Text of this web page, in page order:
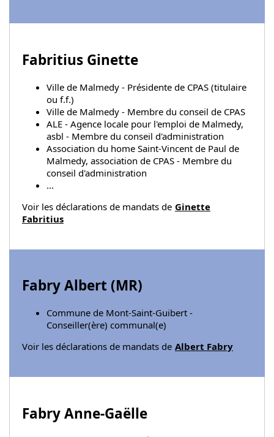
Fabritius Ginette
Ville de Malmedy - Présidente de CPAS (titulaire
ou f.f.)
Ville de Malmedy - Membre du conseil de CPAS
ALE - Agence locale pour l'emploi de Malmedy,
asbl - Membre du conseil d'administration
Association du home Saint-Vincent de Paul de
Malmedy, association de CPAS - Membre du
conseil d'administration
...
Voir les déclarations de mandats de Ginette
Fabritius
Fabry Albert (MR)
Commune de Mont-Saint-Guibert -
Conseiller(ère) communal(e)
Voir les déclarations de mandats de Albert Fabry
Fabry Anne-Gaëlle